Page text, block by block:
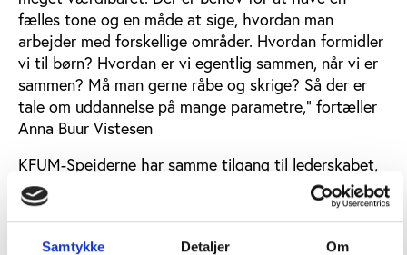
Samtykke Detaljer Om
fælles tone og en måde at sige, hvordan man
arbejder med forskellige områder. Hvordan formidler
vi til børn? Hvordan er vi egentlig sammen, når vi er
sammen? Må man gerne råbe og skrige? Så der er
tale om uddannelse på mange parametre,” fortæller
Anna Buur Vistesen
KFUM-Spejderne har samme tilgang til lederskabet,
hvor spejderlandskabet, dets ledere og naturen
tilsammen skaber et rum, som er relations- og
værdibåret i stedet for at være aktivitetsstyret.